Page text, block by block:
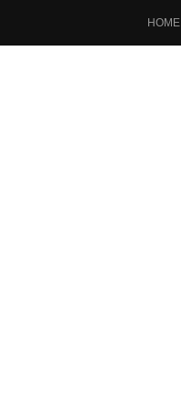
HOME